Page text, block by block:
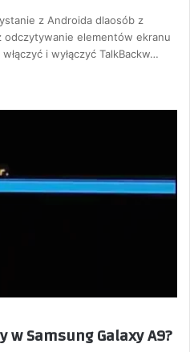
z Androida dlaosób z
odczytywanie elementów ekranu
i wyłączyć TalkBackw…
w Samsung Galaxy A9?